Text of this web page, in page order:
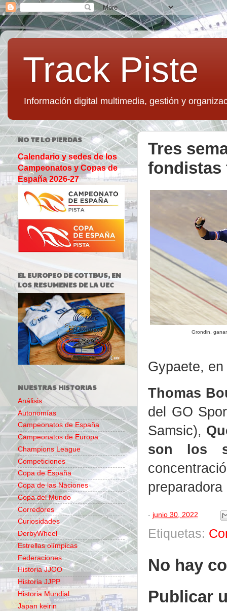
Track Piste
Información digital multimedia, gestión y
Tres
fondistas
Grondin,
Gypaete,
Thomas
del GO
Samsic),
son los
preparadora
- junio 30, 2022
Etiquetas:
No hay
Publicar
NO TE LO PIERDAS
Calendario y sedes de los
Campeonatos y Copas de
España 2026-27
EL EUROPEO DE COTTBUS, EN
LOS RESUMENES DE LA UEC
NUESTRAS HISTORIAS
Análisis
Autonomías
Campeonatos de España
Campeonatos de Europa
Champions League
Competiciones
Copa de España
Copa de las Naciones
Copa del Mundo
Corredores
Curiosidades
DerbyWheel
Estrellas olímpicas
Federaciones
Historia JJOO
Historia JJPP
Historia Mundial
Japan keirin